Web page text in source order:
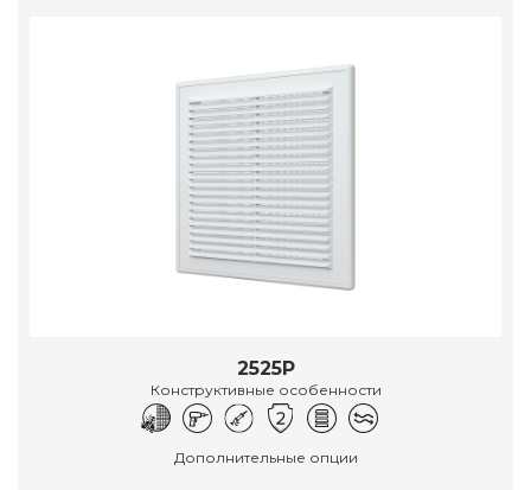
2525Р
Конструктивные особенности
Дополнительные опции